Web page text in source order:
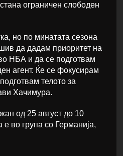
ограничен слободен
но по минатата сезона
да дадам приоритет на
НБА и да се подготвам
агент. Ќе се фокусирам
телото за
Хачимура.
од 25 август до 10
е во група со Германија,